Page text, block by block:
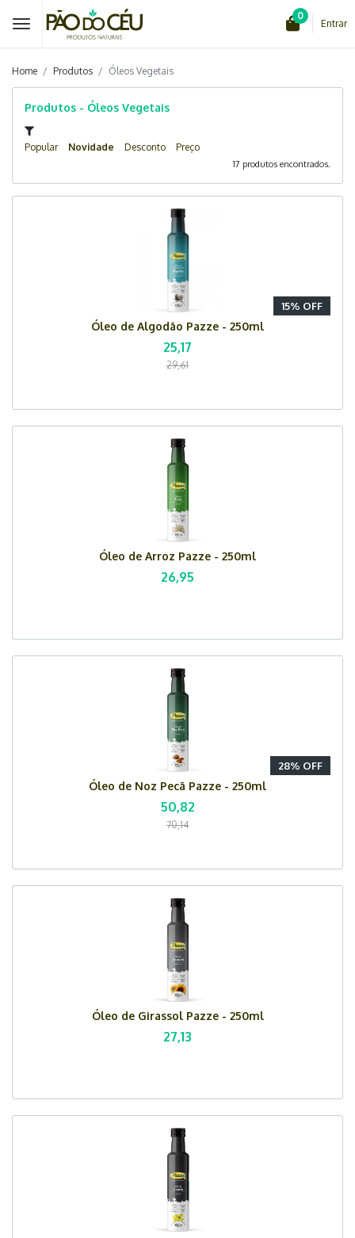
0
Entrar
Home Produtos Óleos Vegetais
Produtos - Óleos Vegetais
Popular Novidade Desconto
Preço
17 produtos encontrados.
15% OFF
Óleo de Algodão Pazze - 250ml
25,17
29,61
Óleo de Arroz Pazze - 250ml
26,95
28% OFF
Óleo de Noz Pecã Pazze - 250ml
50,82
70,14
Óleo de Girassol Pazze - 250ml
27,13